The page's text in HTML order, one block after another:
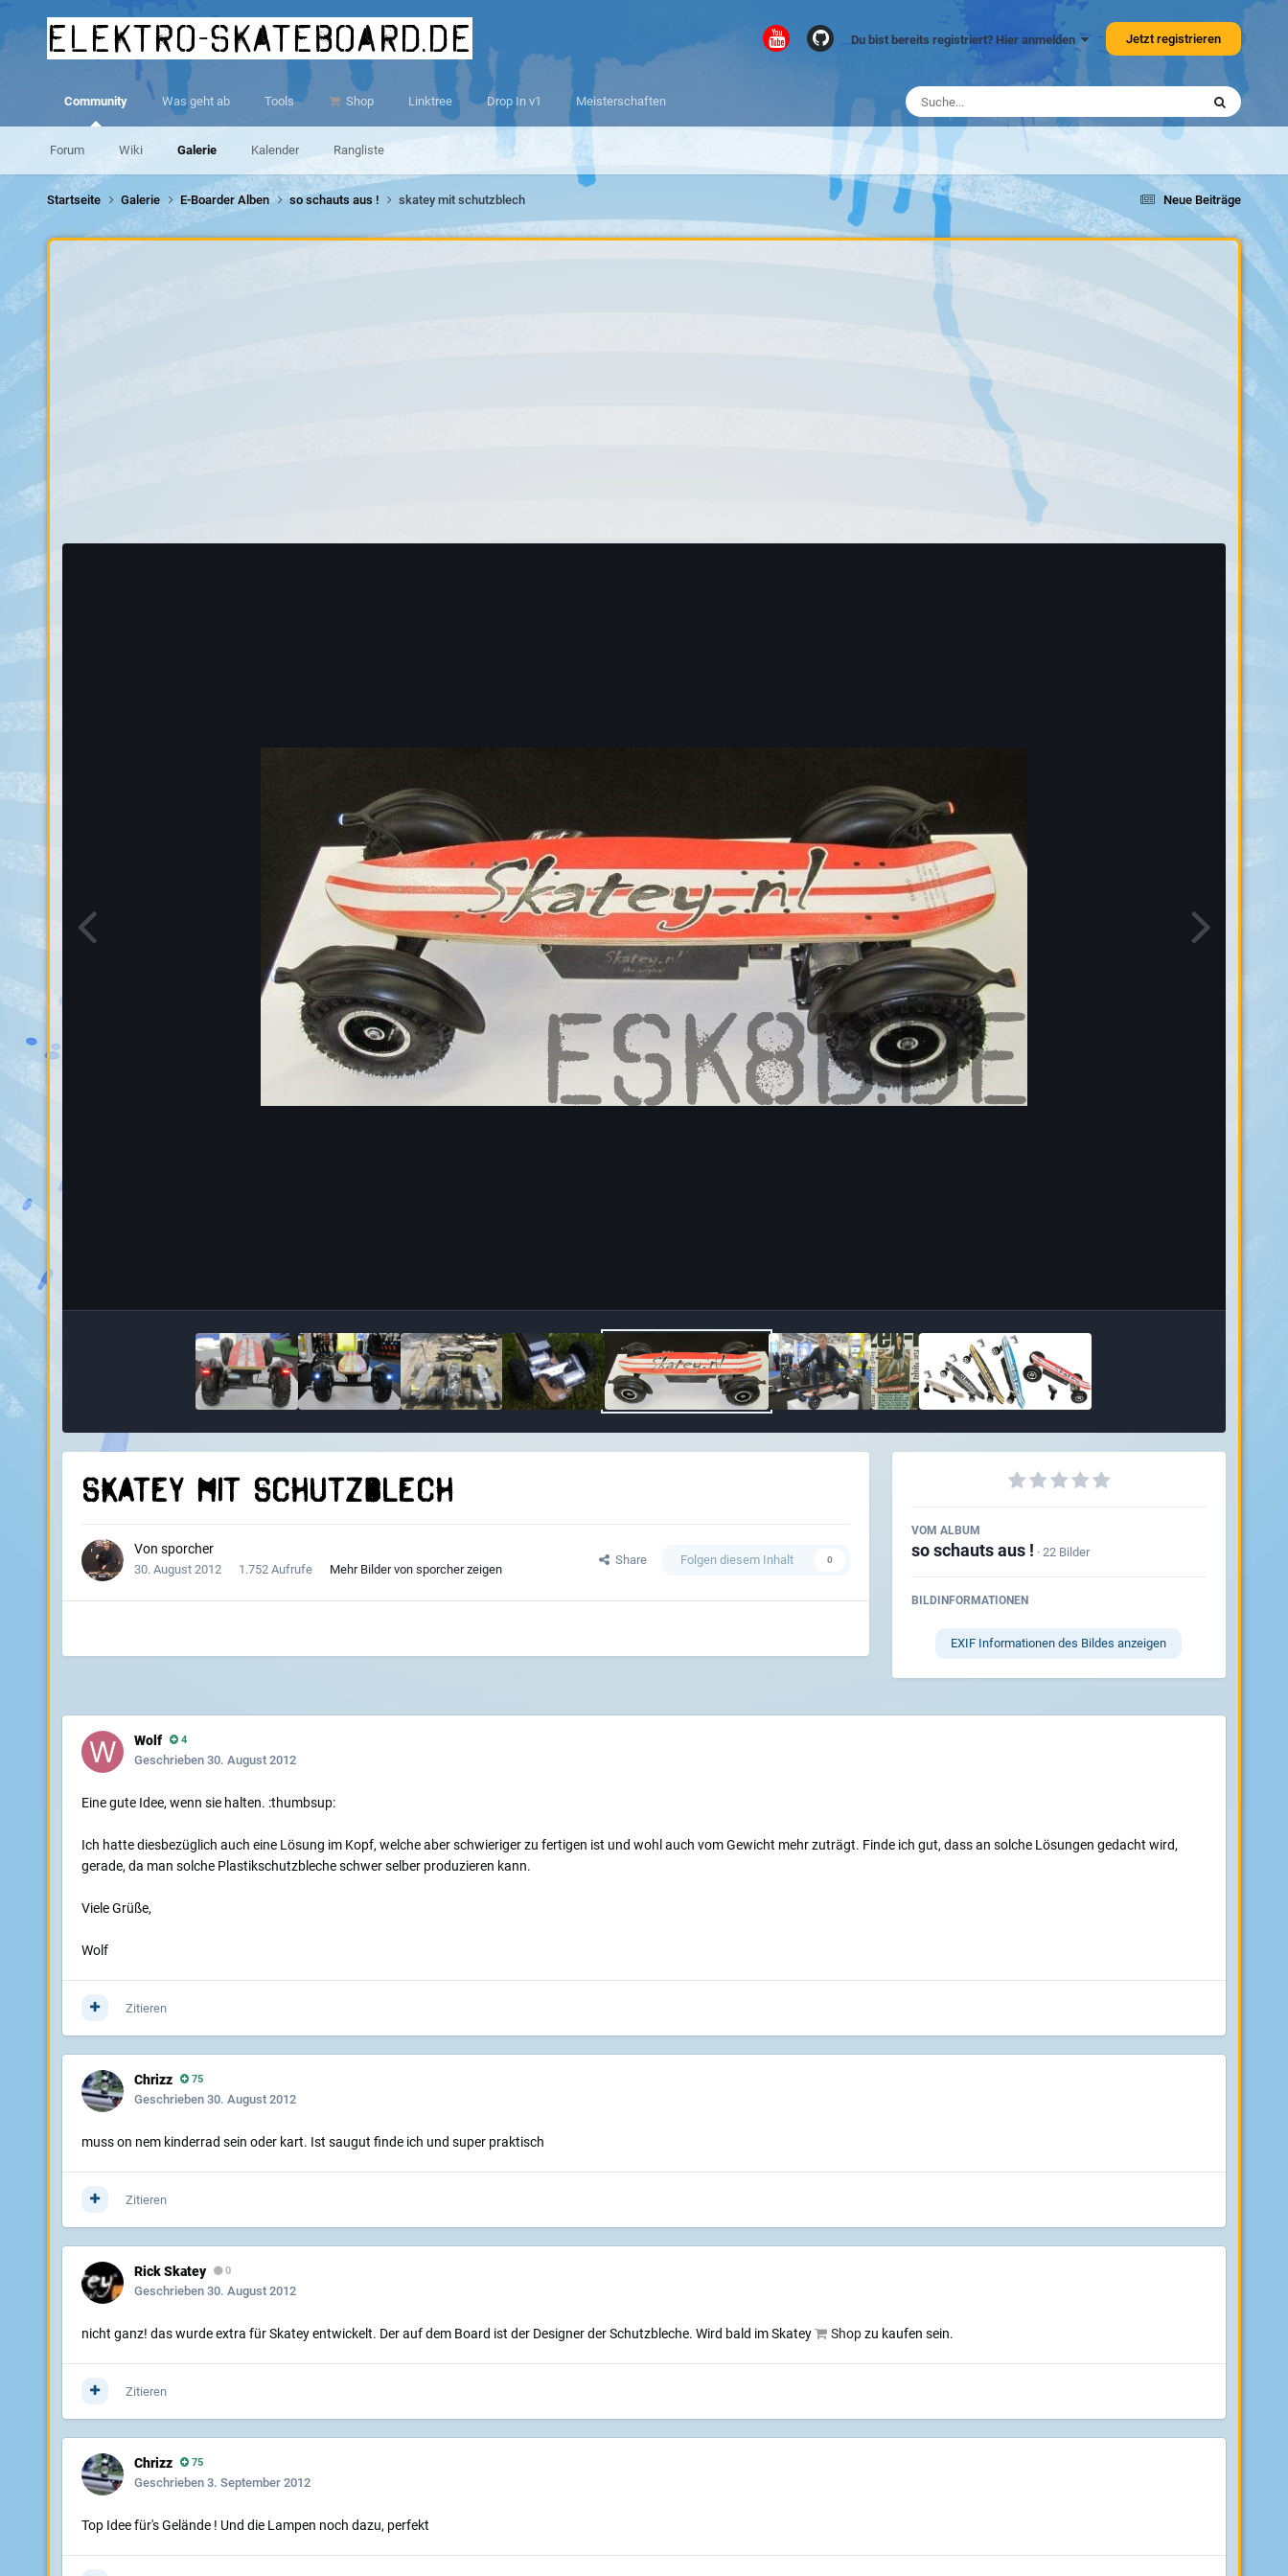
elektro-skateboard.de Du bist bereits registriert? Hier anmelden Jetzt registrieren
Community
Forum Wiki Galerie Kalender Rangliste
Was geht ab Tools Shop Linktree Drop In v1 Meisterschaften
Neue Beiträge
Startseite Galerie E-Boarder Alben so schauts aus ! skatey mit schutzblech
skatey mit schutzblech
Von sporcher
30. August 2012 1.752 Aufrufe Mehr Bilder von sporcher zeigen
Share Folgen diesem Inhalt 0
VOM ALBUM
so schauts aus ! · 22 Bilder
BILDINFORMATIONEN
EXIF Informationen des Bildes anzeigen
Wolf 4
Geschrieben 30. August 2012
Eine gute Idee, wenn sie halten. :thumbsup:
Ich hatte diesbezüglich auch eine Lösung im Kopf, welche aber schwieriger zu fertigen ist und wohl auch vom Gewicht mehr zuträgt. Finde ich gut, dass an solche Lösungen gedacht wird,
gerade, da man solche Plastikschutzbleche schwer selber produzieren kann.
Viele Grüße,
Wolf
Zitieren
Chrizz 75
Geschrieben 30. August 2012
muss on nem kinderrad sein oder kart. Ist saugut finde ich und super praktisch
Zitieren
Rick Skatey 0
Geschrieben 30. August 2012
nicht ganz! das wurde extra für Skatey entwickelt. Der auf dem Board ist der Designer der Schutzbleche. Wird bald im Skatey Shopzu kaufen sein.
Zitieren
Chrizz 75
Geschrieben 3. September 2012
Top Idee für's Gelände ! Und die Lampen noch dazu, perfekt